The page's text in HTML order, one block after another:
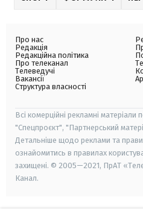
Про нас
Редакція
Редакційна політика
Про телеканал
Телеведучі
Вакансії
Структура власності
Всі комерційні рекламні матеріали
"Спецпроєкт", "Партнерський
Детальніше щодо реклами та
ознайомитись в правилах
захищені. © 2005—2021, ПрАТ
Канал.